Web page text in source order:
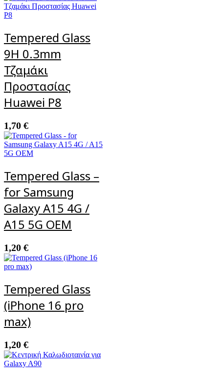
Tempered Glass
9H 0.3mm
Τζαμάκι
Προστασίας
Huawei P8
1,70 €
Tempered Glass –
for Samsung
Galaxy A15 4G /
A15 5G OEM
1,20 €
Tempered Glass
(iPhone 16 pro
max)
1,20 €